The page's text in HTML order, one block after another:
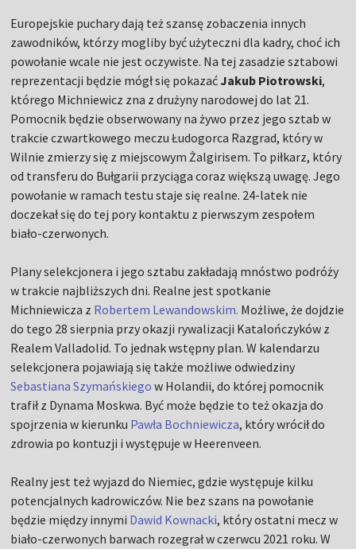
Europejskie puchary dają też szansę zobaczenia innych
zawodników, którzy mogliby być użyteczni dla kadry, choć ich
powołanie wcale nie jest oczywiste. Na tej zasadzie sztabowi
reprezentacji będzie mógł się pokazać Jakub Piotrowski,
którego Michniewicz zna z drużyny narodowej do lat 21.
Pomocnik będzie obserwowany na żywo przez jego sztab w
trakcie czwartkowego meczu Łudogorca Razgrad, który w
Wilnie zmierzy się z miejscowym Żalgirisem. To piłkarz, który
od transferu do Bułgarii przyciąga coraz większą uwagę. Jego
powołanie w ramach testu staje się realne. 24-latek nie
doczekał się do tej pory kontaktu z pierwszym zespołem
biało-czerwonych.
Plany selekcjonera i jego sztabu zakładają mnóstwo podróży
w trakcie najbliższych dni. Realne jest spotkanie
Michniewicza z Robertem Lewandowskim. Możliwe, że dojdzie
do tego 28 sierpnia przy okazji rywalizacji Katalończyków z
Realem Valladolid. To jednak wstępny plan. W kalendarzu
selekcjonera pojawiają się także możliwe odwiedziny
Sebastiana Szymańskiego w Holandii, do której pomocnik
trafił z Dynama Moskwa. Być może będzie to też okazja do
spojrzenia w kierunku Pawła Bochniewicza, który wrócił do
zdrowia po kontuzji i występuje w Heerenveen.
Realny jest też wyjazd do Niemiec, gdzie występuje kilku
potencjalnych kadrowiczów. Nie bez szans na powołanie
będzie między innymi Dawid Kownacki, który ostatni mecz w
biało-czerwonych barwach rozegrał w czerwcu 2021 roku. W